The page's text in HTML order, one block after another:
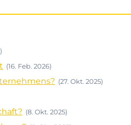
(16. Feb. 2026)
(27. Okt. 2025)
(8. Okt. 2025)